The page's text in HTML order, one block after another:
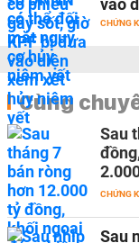
vào
CHỨNG
Cùng
Sau
CHỨNG
Sau